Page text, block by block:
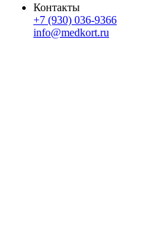
Контакты
+7 (930) 036-9366
info@medkort.ru